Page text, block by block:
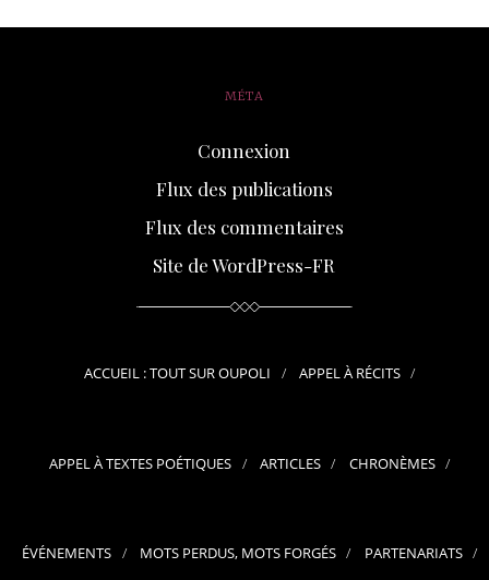
MÉTA
Connexion
Flux des publications
Flux des commentaires
Site de WordPress-FR
ACCUEIL : TOUT SUR OUPOLI APPEL À RÉCITS
APPEL À TEXTES POÉTIQUES ARTICLES CHRONÈMES
ÉVÉNEMENTS MOTS PERDUS, MOTS FORGÉS PARTENARIATS